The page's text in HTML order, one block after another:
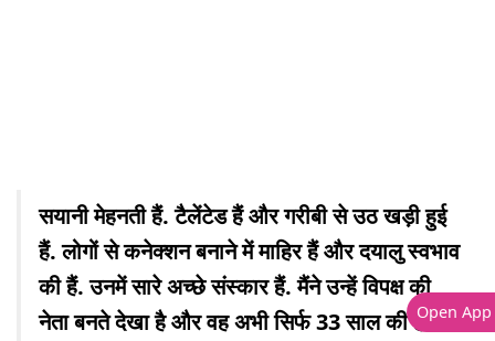
सयानी मेहनती हैं. टैलेंटेड हैं और गरीबी से उठ खड़ी हुई
हैं. लोगों से कनेक्शन बनाने में माहिर हैं और दयालु स्वभाव
की हैं. उनमें सारे अच्छे संस्कार हैं. मैंने उन्हें विपक्ष की
नेता बनते देखा है और वह अभी सिर्फ 33 साल की हैं.Open App